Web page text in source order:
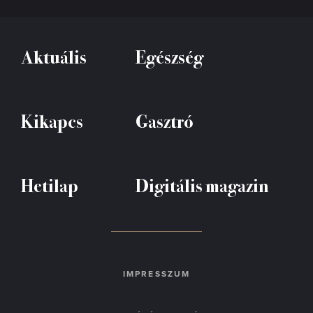
Aktuális Egészség
Kikapcs Gasztró
Hetilap Digitális magazin
IMPRESSZUM